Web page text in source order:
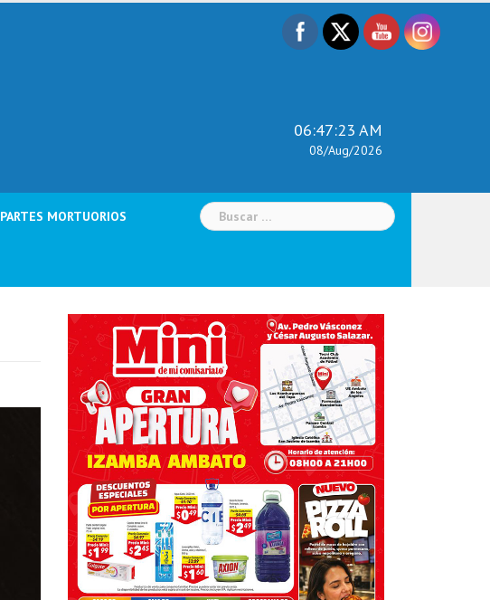
06:47:25 AM
08/Aug/2026
PARTES MORTUORIOS Buscar: